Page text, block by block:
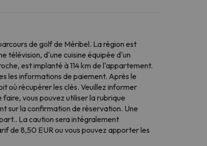
de golf de Méribel. La région est
télévision, d'une cuisine équipée d'un
est implanté à 114 km de l'appartement.
les informations de paiement. Après le
où récupérer les clés. Veuillez informer
vous pouvez utiliser la rubrique
sur la confirmation de réservation. Une
La caution sera intégralement
de 8,50 EUR ou vous pouvez apporter les